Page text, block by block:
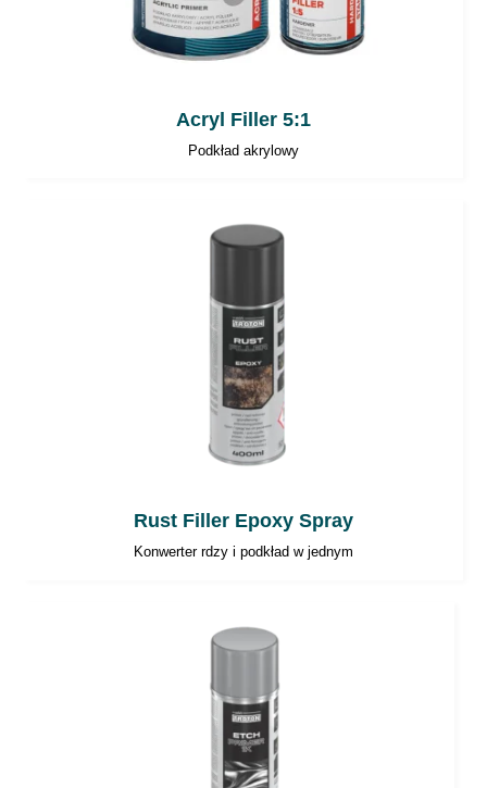
Acryl Filler 5:1
Podkład akrylowy
Rust Filler Epoxy Spray
Konwerter rdzy i podkład w jednym